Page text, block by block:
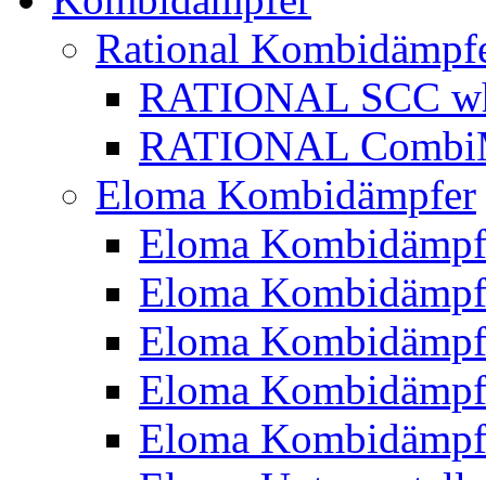
Rational
RATIONAL SCC
RATIONAL
Eloma Kombidämpfer
Eloma
Eloma
Eloma
Eloma
Eloma